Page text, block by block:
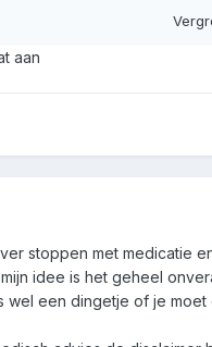
in elk geval al extra.
aan
stoppen met medicatie
idee is het geheel
een dingetje of je